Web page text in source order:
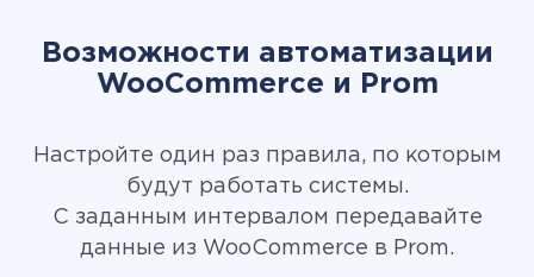
Возможности автоматизации
WooCommerce и Prom
Настройте один раз правила, по которым
будут работать системы.
С заданным интервалом передавайте
данные из WooCommerce в Prom.